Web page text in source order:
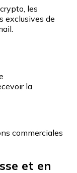
les
exclusives de
la
commerciales
et en